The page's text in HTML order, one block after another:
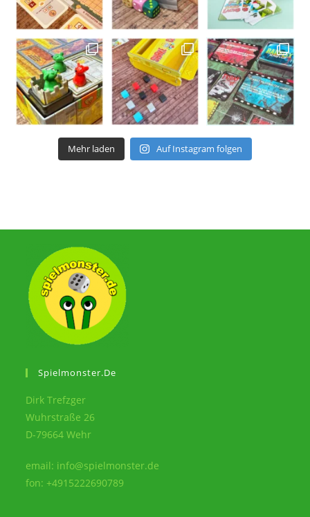
Mehr laden Auf Instagram folgen
Spielmonster.de
Dirk Trefzger
Wuhrstraße 26
D-79664 Wehr
email: info@spielmonster.de
fon: +4915222690789